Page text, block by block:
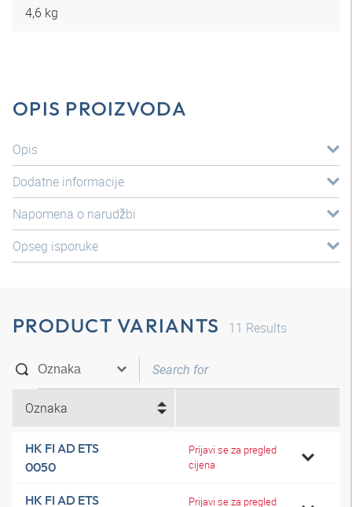
4,6 kg
OPIS PROIZVODA
Opis
Dodatne informacije
Napomena o narudžbi
Opseg isporuke
PRODUCT VARIANTS 11 Results
Oznaka
HK FI AD ETS
0050
Prijavi se za pregled
cijena
HK FI AD ETS Prijavi se za pregled